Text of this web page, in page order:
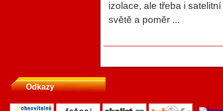
izolace, ale třeba i
světě a poměr ...
Odkazy